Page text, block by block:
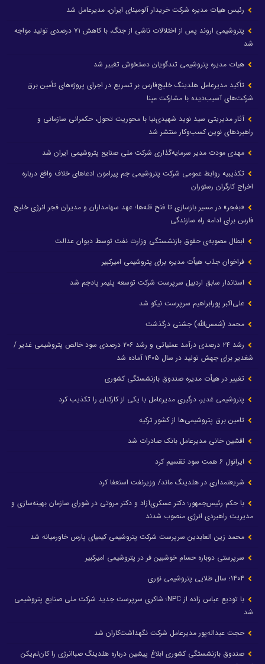
رئیس هیات مدیره شرکت خریدار آلومینای ایران، مدیرعامل شد
پتروشیمی اروند پس از اختلالات ناشی از جنگ، با کاهش ۷۱ درصدی تولید مواجه
شد
هیات مدیره پتروشیمی تندگویان دستخوش تغییر شد
تأکید مدیرعامل هلدینگ خلیج‌فارس بر تسریع در اجرای پروژه‌های تأمین برق
شرکت‌های آسیب‌دیده با مشارکت مپنا
آثار مدیریتی سید نوید شهیدی‌نیا با محوریت تحول، حکمرانی سازمانی و
راهبردهای نوین کسب‌وکار منتشر شد
مهدی مودت مدیر سرمایه‌گذاری شرکت ملی صنایع پتروشیمی ایران شد
تکذیبیه روابط عمومی شرکت پتروشیمی جم پیرامون ادعاهای خلاف واقع درباره
اخراج کارگران رستوران
«بفجر» در مسیر بازسازی تا فتح قله‌ها؛ عهد سهامداران و مدیران فجر انرژی خلیج
فارس برای ادامه راه سازندگی
ابطال مصوبه‌ی حقوق بازنشستگی وزارت نفت توسط دیوان عدالت
فراخوان جذب هیأت مدیره برای پتروشیمی امیرکبیر
استاندار سابق اردبیل سرپرست شرکت توسعه پلیمر پادجم شد
علی‌اکبر پورابراهیم سرپرست نیکو شد
محمد (شمس‌الله) جشنی درگذشت
رشد ۲۴ درصدی درآمد عملیاتی و رشد ۲۰۶ درصدی سود خالص پتروشیمی غدیر /
شغدیر برای جهش تولید در سال ۱۴۰۵ آماده شد
تغییر در هیأت مدیره صندوق بازنشستگی کشوری
پتروشیمی غدیر، درگیری مدیرعامل با یکی از کارکنان را تکذیب کرد
تامین برق پتروشیمی‌ها از کشور ترکیه
افشین خانی مدیرعامل بانک صادرات شد
ایرانول ۶ همت سود تقسیم کرد
شریعتمداری در هلدینگ ماند/ وزیرنفت استعفا کرد
با حکم رئیس‌جمهور؛ دکتر عسکری‌آزاد و دکتر مروتی در شورای سازمان بهینه‌سازی و
مدیریت راهبردی انرژی منصوب شدند
محمد زین العابدین سرپرست شرکت پتروشیمی کیمیای پارس خاورمیانه شد
سرپرستی دوباره حسام خوشبین فر در پتروشیمی امیرکبیر
با تودیع عباس زاده از NPC؛ شاکری سرپرست جدید شرکت ملی صنایع پتروشیمی
شد
حجت عبداله‌پور مدیرعامل شرکت نگهداشت‌کاران شد
صندوق بازنشستگی کشوری ابلاغ پیشین درباره هلدینگ صباانرژی را کان‌لم‌یکن